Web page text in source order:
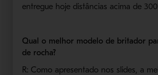
entregue hoje distâncias acima de
Qual o melhor modelo de britador
de rocha?
R: Como apresentado nos slides, a